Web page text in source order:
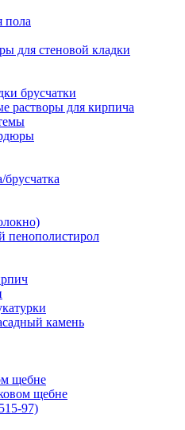
пола
для стеновой кладки
брусчатки
растворы для кирпича
брусчатка
пенополистирол
камень
щебне
щебне
97)